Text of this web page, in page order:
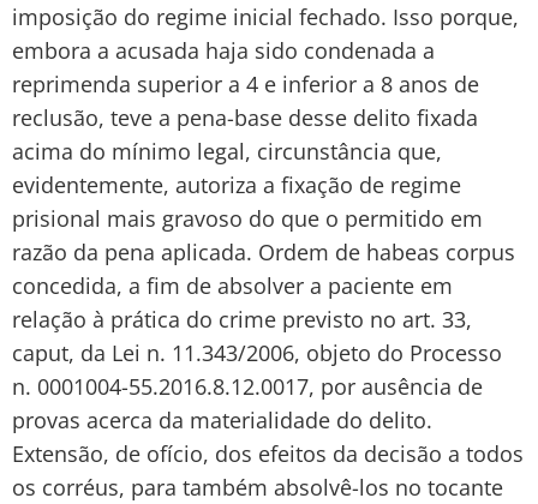
imposição do regime inicial fechado. Isso porque,
embora a acusada haja sido condenada a
reprimenda superior a 4 e inferior a 8 anos de
reclusão, teve a pena-base desse delito fixada
acima do mínimo legal, circunstância que,
evidentemente, autoriza a fixação de regime
prisional mais gravoso do que o permitido em
razão da pena aplicada. Ordem de habeas corpus
concedida, a fim de absolver a paciente em
relação à prática do crime previsto no art. 33,
caput, da Lei n. 11.343/2006, objeto do Processo
n. 0001004-55.2016.8.12.0017, por ausência de
provas acerca da materialidade do delito.
Extensão, de ofício, dos efeitos da decisão a todos
os corréus, para também absolvê-los no tocante